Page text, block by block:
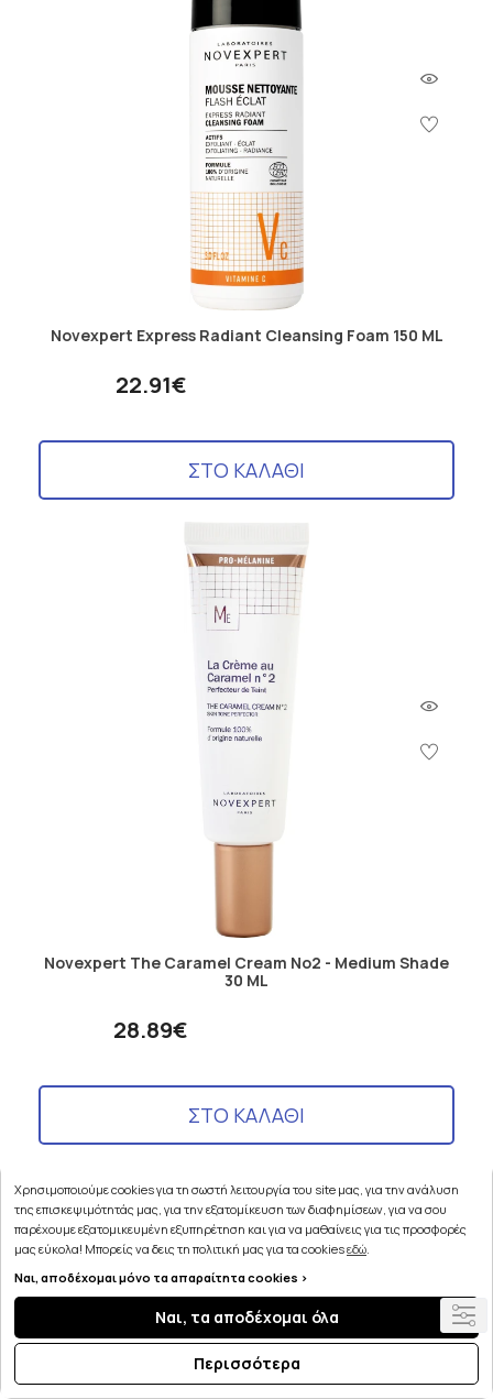
Novexpert Express Radiant Cleansing Foam 150 ML
22.91€
ΣΤΟ ΚΑΛΑΘΙ
Novexpert The Caramel Cream No2 - Medium Shade
30 ML
28.89€
ΣΤΟ ΚΑΛΑΘΙ
Χρησιμοποιούμε cookies για τη σωστή λειτουργία του site μας, για την ανάλυση
της επισκεψιμότητάς μας, για την εξατομίκευση των διαφημίσεων, για να σου
παρέχουμε εξατομικευμένη εξυπηρέτηση και για να μαθαίνεις για τις προσφορές
μας εύκολα! Μπορείς να δεις τη πολιτική μας για τα cookiesεδώ.
Ναι, αποδέχομαι μόνο τα απαραίτητα cookies >
Ναι, τα αποδέχομαι όλα
Περισσότερα